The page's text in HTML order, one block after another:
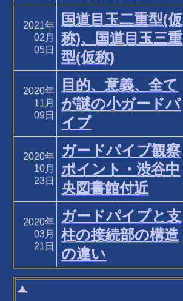
2021年
02月
05日
国道目玉二重型(仮
称)、国道目玉三重
型(仮称)
2020年
11月
09日
目的、意義、全て
が謎の小ガードパ
イプ
2020年
10月
23日
ガードパイプ観察
ポイント・渋谷中
央図書館付近
2020年
03月
21日
ガードパイプと支
柱の接続部の構造
の違い
▲